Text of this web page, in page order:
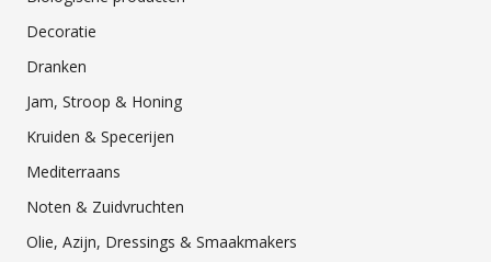
Decoratie
Dranken
Jam, Stroop & Honing
Kruiden & Specerijen
Mediterraans
Noten & Zuidvruchten
Olie, Azijn, Dressings & Smaakmakers